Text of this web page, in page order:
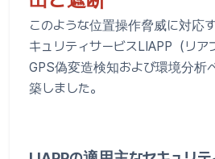
このような位置操作脅威に対応す
キュリティサービスLIAPP（リア
GPS偽変造検知および環境分析
築しました。